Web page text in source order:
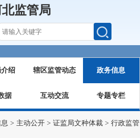
监管局
绍 辖区监管动态 政务信息
据 互动交流 专题专栏
> 主动公开 > 证监局文种体裁 > 行政监管